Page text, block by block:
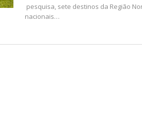
pesquisa, sete destinos da Região
nacionais…